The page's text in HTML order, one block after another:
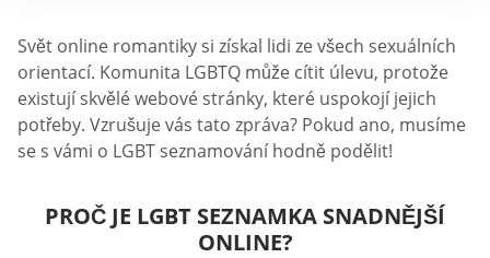
Svět online romantiky si získal lidi ze všech sexuálních
orientací. Komunita LGBTQ může cítit úlevu, protože
existují skvělé webové stránky, které uspokojí jejich
potřeby. Vzrušuje vás tato zpráva? Pokud ano, musíme
se s vámi o LGBT seznamování hodně podělit!
PROČ JE LGBT SEZNAMKA SNADNĚJŠÍ
ONLINE?